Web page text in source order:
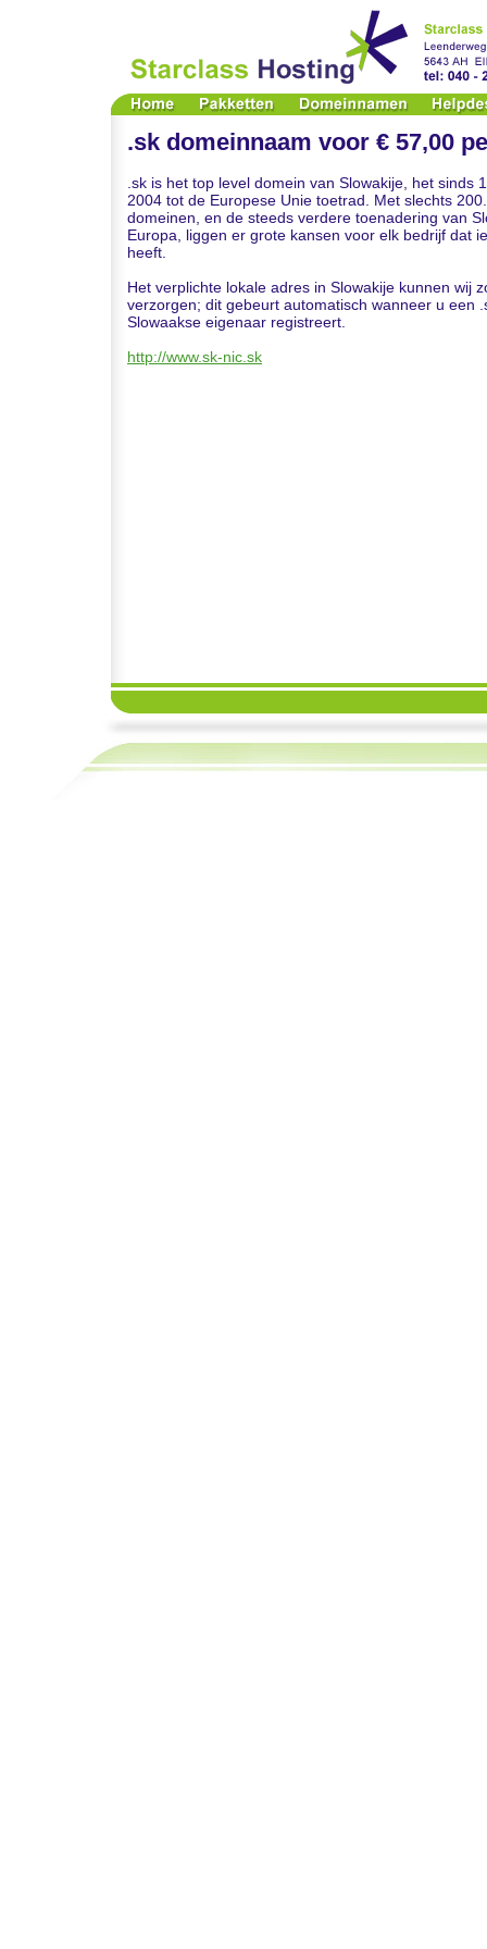
.sk domeinnaam voor € 57,00
.sk is het top level domein van Slowakije, het sinds
2004 tot de Europese Unie toetrad. Met slechts
domeinen, en de steeds verdere toenadering van
Europa, liggen er grote kansen voor elk bedrijf dat
heeft.
Het verplichte lokale adres in Slowakije kunnen wij
verzorgen; dit gebeurt automatisch wanneer u een
Slowaakse eigenaar registreert.
http://www.sk-nic.sk